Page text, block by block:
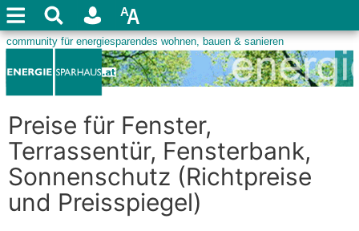
Preise für Fenster,
Terrassentür, Fensterbank,
Sonnenschutz (Richtpreise
und Preisspiegel)